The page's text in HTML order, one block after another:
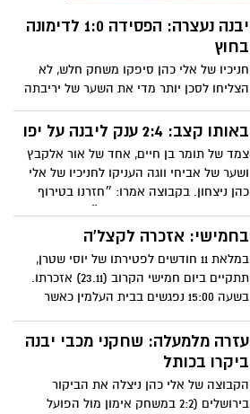
יבנה נעצרה: הפסידה 1:0 לדימונה
בחוץ
חניכיו של אלי כהן סיפקו משחק חלש, לא
הצליחו לסכן יותר מדי את השער של יריבתה
ולבסוף גם נכנעה לשער של ליאל זגורי בדקה
ה-85ץ גם נס ציונה נעצרה
באותו קצב: 2:4 ענק ליבנה על יפו
צמד של תומר בן חיים, אחד של אור אלקבץ
ושער של אביחי ווגה העניקו לחניכיו של אלי
כהן ניצחון. בקבוצה אמרו: ״חזרנו בטירוף
מהפגרה, ידענו שחייבים לנצח״
בחמישי: אזכרה לקצל'ה
במלאת 11 חודשים לפטירתו של יוסי שטרן,
תתקיים ביום חמישי הקרוב (23.11) אזכרתו.
בשעה 15:00 נפגשים בבית העלמין כאשר
הכנסת עזרא הסופר, רחוב גיבורי החיל 1 בעיר
עזרה מלמעלה: שחקני מכבי יבנה
ביקרו בכותל
הקבוצה של אלי כהן ניצלה את הביקור
בירושלים (2:2 במשחק אימון מול הפועל